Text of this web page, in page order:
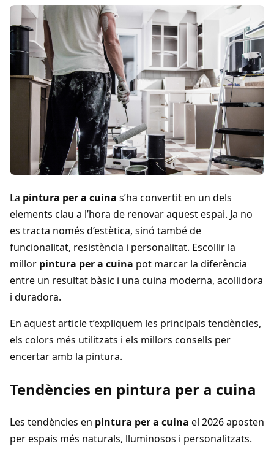
La pintura per a cuina s’ha convertit en un dels
elements clau a l’hora de renovar aquest espai. Ja no
es tracta només d’estètica, sinó també de
funcionalitat, resistència i personalitat. Escollir la
millor pintura per a cuina pot marcar la diferència
entre un resultat bàsic i una cuina moderna, acollidora
i duradora.
En aquest article t’expliquem les principals tendències,
els colors més utilitzats i els millors consells per
encertar amb la pintura.
Tendències en pintura per a cuina
Les tendències en pintura per a cuina el 2026 aposten
per espais més naturals, lluminosos i personalitzats.